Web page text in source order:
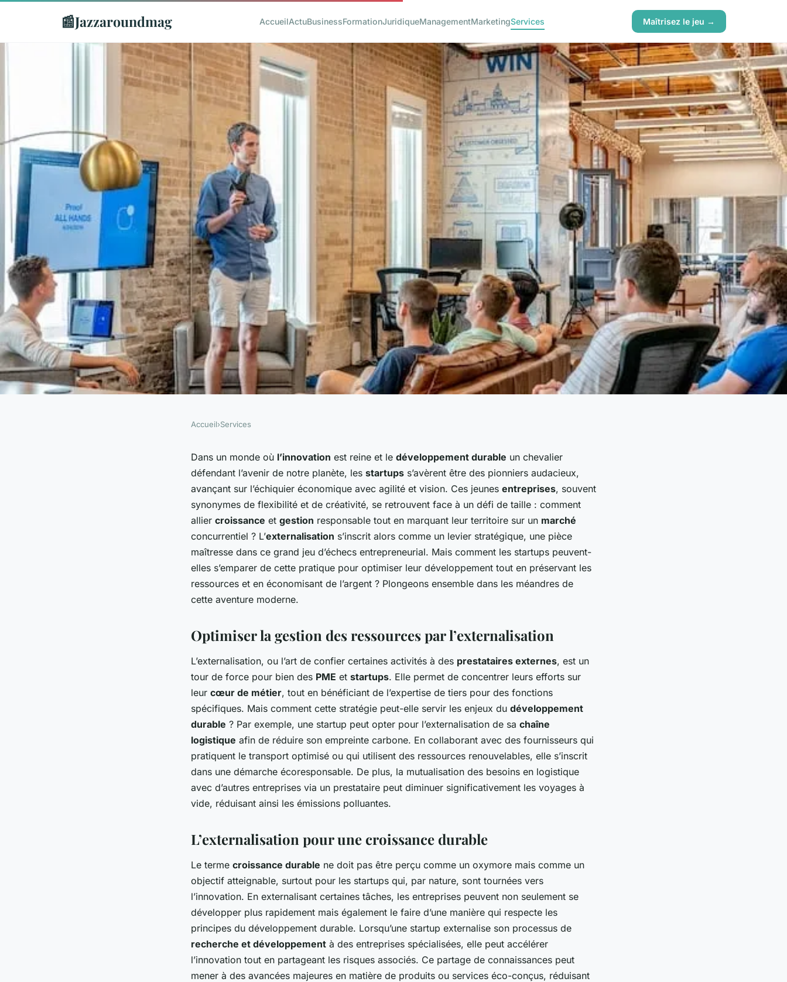
📰Jazzaroundmag AccueilActuBusinessFormationJuridiqueManagementMarketingServices Maîtrisez le jeu →
Développement durable et
externalisation : comment les startups
peuvent-elles contribuer ?
Accueil›Services
Dans un monde où l’innovation est reine et le développement durable un chevalier
défendant l’avenir de notre planète, les startups s’avèrent être des pionniers audacieux,
avançant sur l’échiquier économique avec agilité et vision. Ces jeunes entreprises, souvent
synonymes de flexibilité et de créativité, se retrouvent face à un défi de taille : comment
allier croissance et gestion responsable tout en marquant leur territoire sur un marché
concurrentiel ? L’externalisation s’inscrit alors comme un levier stratégique, une pièce
maîtresse dans ce grand jeu d’échecs entrepreneurial. Mais comment les startups peuvent-
elles s’emparer de cette pratique pour optimiser leur développement tout en préservant les
ressources et en économisant de l’argent ? Plongeons ensemble dans les méandres de
cette aventure moderne.
Optimiser la gestion des ressources par l’externalisation
L’externalisation, ou l’art de confier certaines activités à des prestataires externes, est un
tour de force pour bien des PME et startups. Elle permet de concentrer leurs efforts sur
leur cœur de métier, tout en bénéficiant de l’expertise de tiers pour des fonctions
spécifiques. Mais comment cette stratégie peut-elle servir les enjeux du développement
durable ? Par exemple, une startup peut opter pour l’externalisation de sa chaîne
logistique afin de réduire son empreinte carbone. En collaborant avec des fournisseurs qui
pratiquent le transport optimisé ou qui utilisent des ressources renouvelables, elle s’inscrit
dans une démarche écoresponsable. De plus, la mutualisation des besoins en logistique
avec d’autres entreprises via un prestataire peut diminuer significativement les voyages à
vide, réduisant ainsi les émissions polluantes.
L’externalisation pour une croissance durable
Le terme croissance durable ne doit pas être perçu comme un oxymore mais comme un
objectif atteignable, surtout pour les startups qui, par nature, sont tournées vers
l’innovation. En externalisant certaines tâches, les entreprises peuvent non seulement se
développer plus rapidement mais également le faire d’une manière qui respecte les
principes du développement durable. Lorsqu’une startup externalise son processus de
recherche et développement à des entreprises spécialisées, elle peut accélérer
l’innovation tout en partageant les risques associés. Ce partage de connaissances peut
mener à des avancées majeures en matière de produits ou services éco-conçus, réduisant